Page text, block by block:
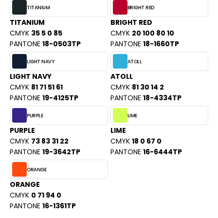
SHIRT
SHIRT
PROFESSIONNELLE
- BLOUSON
COOL
HOODS
T'S
SERIE
TITANIUM
TITANIUM
CMYK 35 5 0 85
PANTONE 18-0503TP
BRIGHT RED
BRIGHT RED
CMYK 20 100 80 10
PANTONE 18-1660TP
LIGHT NAVY
LIGHT NAVY
CMYK 81 71 51 61
PANTONE 19-4125TP
ATOLL
ATOLL
CMYK 81 30 14 2
PANTONE 18-4334TP
PURPLE
PURPLE
CMYK 73 83 31 22
PANTONE 19-3642TP
LIME
LIME
CMYK 18 0 67 0
PANTONE 16-6444TP
ORANGE
ORANGE
CMYK 0 71 94 0
PANTONE 16-1361TP